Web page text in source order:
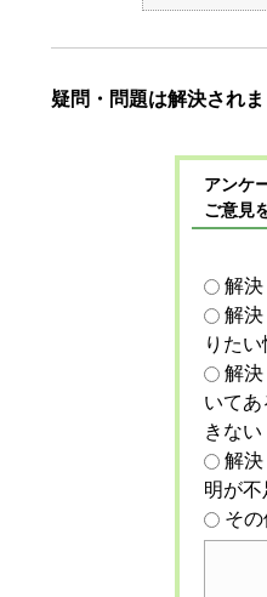
疑問・問題は解決され
アンケ
ご意見
解
解
りた
解
いて
きない
解
明が
そ